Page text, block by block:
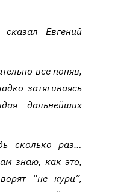
Евгений
все поняв,
затягиваясь
дальнейших
сколько раз…
знаю, как это,
“не кури”,